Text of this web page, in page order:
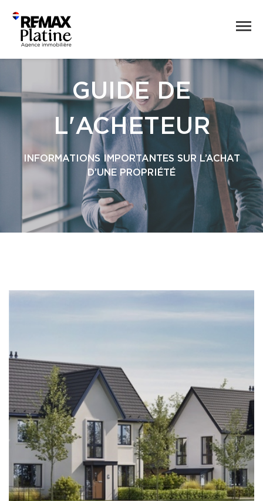
GUIDE DE
L'ACHETEUR
INFORMATIONS IMPORTANTES SUR L’ACHAT
D’UNE PROPRIÉTÉ